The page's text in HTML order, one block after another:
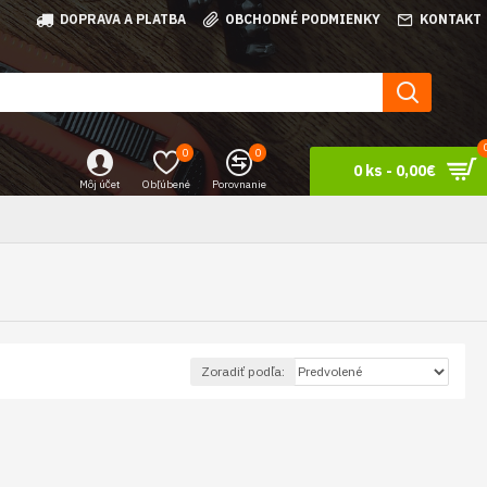
DOPRAVA A PLATBA OBCHODNÉ PODMIENKY KONTAKT
Môj účet Obľúbené
0
Porovnanie
0
0 ks - 0,00€
Zoradiť podľa: